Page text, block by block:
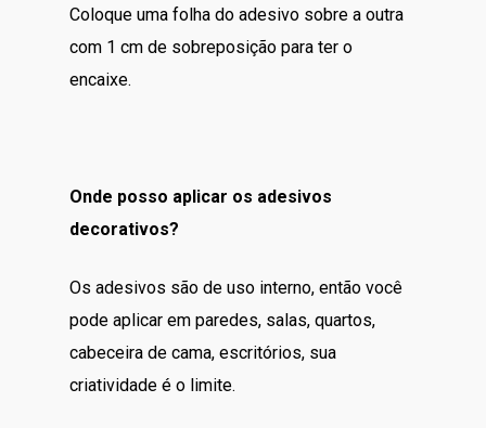
Coloque uma folha do adesivo sobre a outra
com 1 cm de sobreposição para ter o
encaixe.
Onde posso aplicar os adesivos
decorativos?
Os adesivos são de uso interno, então você
pode aplicar em paredes, salas, quartos,
cabeceira de cama, escritórios, sua
criatividade é o limite.